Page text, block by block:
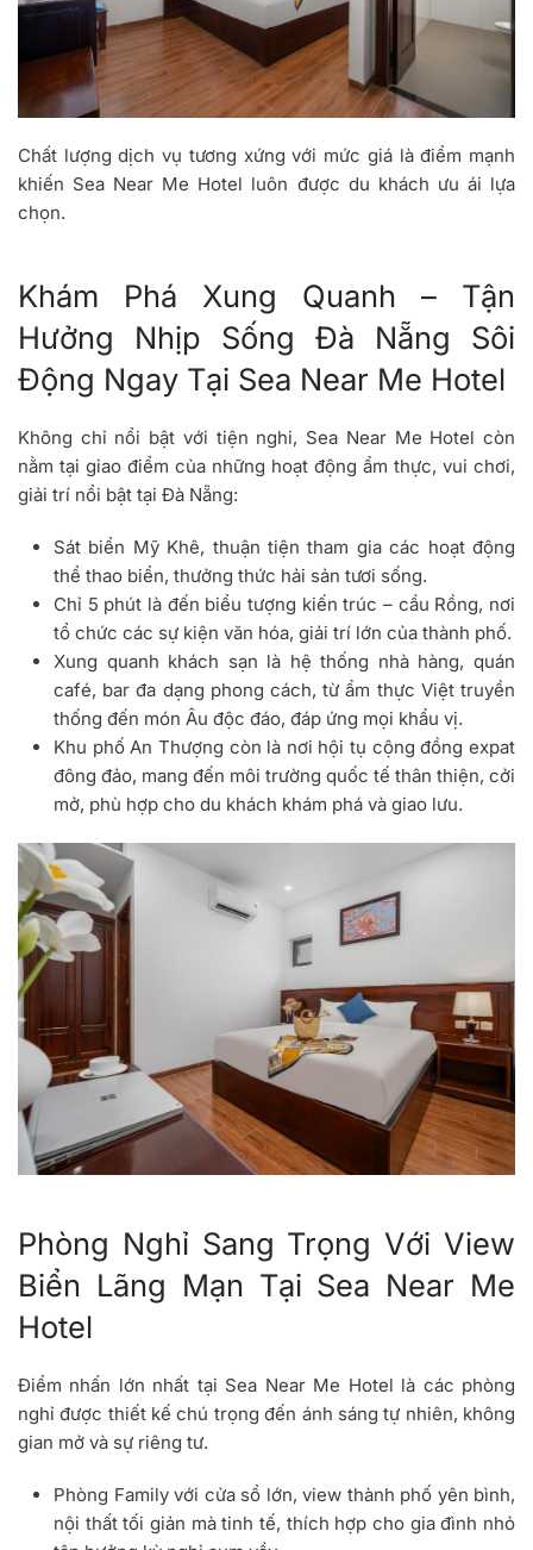
Chất lượng dịch vụ tương xứng với mức giá là điểm mạnh
khiến Sea Near Me Hotel luôn được du khách ưu ái lựa
chọn.
Khám Phá Xung Quanh – Tận
Hưởng Nhịp Sống Đà Nẵng Sôi
Động Ngay Tại Sea Near Me Hotel
Không chỉ nổi bật với tiện nghi, Sea Near Me Hotel còn
nằm tại giao điểm của những hoạt động ẩm thực, vui chơi,
giải trí nổi bật tại Đà Nẵng:
Sát biển Mỹ Khê, thuận tiện tham gia các hoạt động
thể thao biển, thưởng thức hải sản tươi sống.
Chỉ 5 phút là đến biểu tượng kiến trúc – cầu Rồng, nơi
tổ chức các sự kiện văn hóa, giải trí lớn của thành phố.
Xung quanh khách sạn là hệ thống nhà hàng, quán
café, bar đa dạng phong cách, từ ẩm thực Việt truyền
thống đến món Âu độc đáo, đáp ứng mọi khẩu vị.
Khu phố An Thượng còn là nơi hội tụ cộng đồng expat
đông đảo, mang đến môi trường quốc tế thân thiện, cởi
mở, phù hợp cho du khách khám phá và giao lưu.
Phòng Nghỉ Sang Trọng Với View
Biển Lãng Mạn Tại Sea Near Me
Hotel
Điểm nhấn lớn nhất tại Sea Near Me Hotel là các phòng
nghỉ được thiết kế chú trọng đến ánh sáng tự nhiên, không
gian mở và sự riêng tư.
Phòng Family với cửa sổ lớn, view thành phố yên bình,
nội thất tối giản mà tinh tế, thích hợp cho gia đình nhỏ